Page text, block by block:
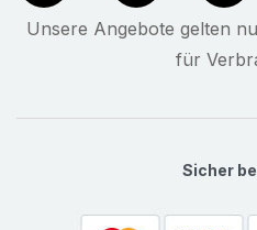
Unsere Angebote gelten
für
Sicher